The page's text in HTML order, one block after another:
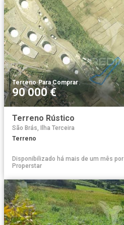
Terreno· Para Comprar
90 000 €
Terreno Rústico
São Brás, Ilha Terceira
Terreno
Disponibilizado há mais de um mês por
Properstar